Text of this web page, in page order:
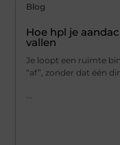
Blog
Hoe hpl je
vallen
Je loopt een ruimte
“af”, zonder dat één